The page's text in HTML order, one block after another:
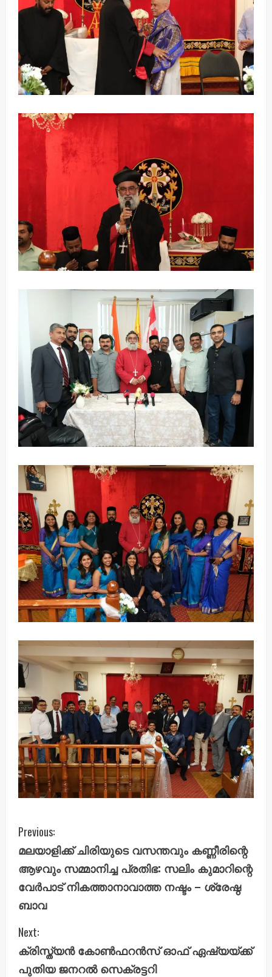
C
o
n
t
i
n
Previous:
മലയാളിക്ക് ചിരിയുടെ വസന്തവും കണ്ണീരിന്റെ
ആഴവും സമ്മാനിച്ച പ്രതിഭ: സലിം കുമാറിന്റെ
വേർപാട് നികത്താനാവാത്ത നഷ്ടം – ശ്രേഷ്ഠ
ബാവ
Next:
ക്രിസ്ത്യൻ കോൺഫറൻസ് ഓഫ് ഏഷ്യയ്ക്ക്
പുതിയ ജനറൽ സെക്രട്ടറി